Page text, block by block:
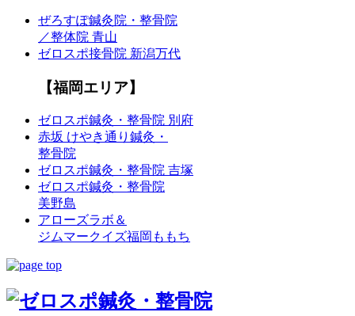
ぜろすぽ鍼灸院・整骨院
／整体院 青山
ゼロスポ接骨院 新潟万代
【福岡エリア】
ゼロスポ鍼灸・整骨院 別府
赤坂 けやき通り鍼灸・
整骨院
ゼロスポ鍼灸・整骨院 吉塚
ゼロスポ鍼灸・整骨院
美野島
アローズラボ＆
ジムマークイズ福岡ももち